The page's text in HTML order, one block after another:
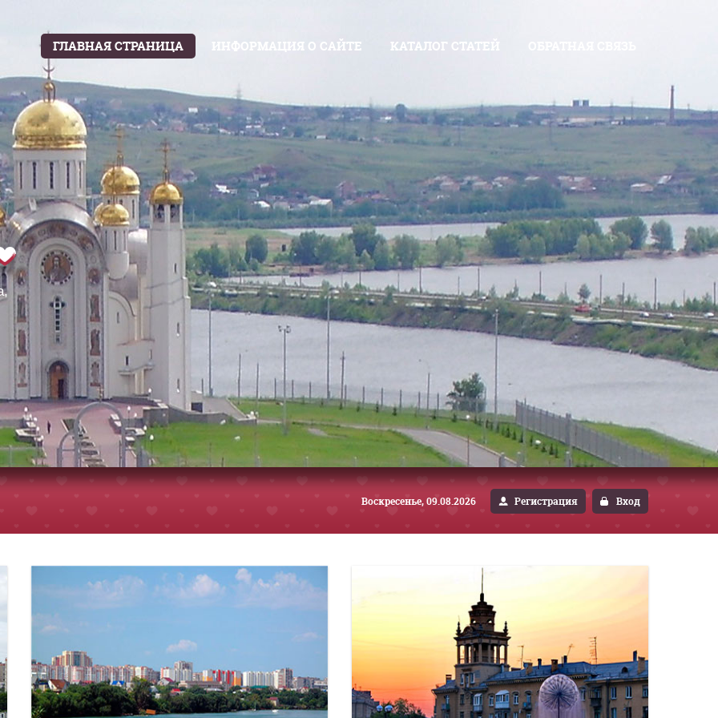
ГЛАВНАЯ СТРАНИЦА ИНФОРМАЦИЯ О САЙТЕ КАТАЛОГ СТАТЕЙ
Воскресенье, 09.08.2026 Регистрация Вход